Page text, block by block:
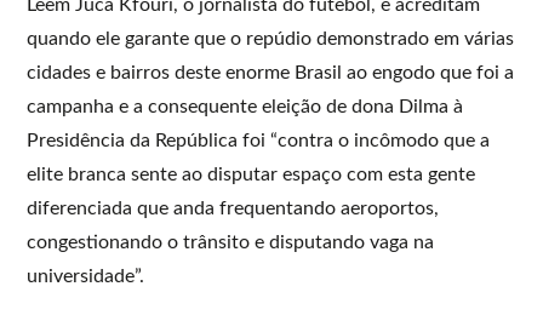
Leem Juca Kfouri, o jornalista do futebol, e acreditam
quando ele garante que o repúdio demonstrado em várias
cidades e bairros deste enorme Brasil ao engodo que foi a
campanha e a consequente eleição de dona Dilma à
Presidência da República foi “contra o incômodo que a
elite branca sente ao disputar espaço com esta gente
diferenciada que anda frequentando aeroportos,
congestionando o trânsito e disputando vaga na
universidade”.